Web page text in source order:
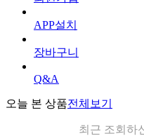
APP설치
장바구니
Q&A
오늘 본 상품전체보기
최근 조회하